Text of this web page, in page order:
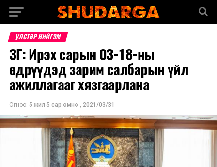
УЛСТӨР НИЙГЭМ
ЗГ: Ирэх сарын 03-18-ны
өдрүүдэд зарим салбарын үйл
ажиллагааг хязгаарлана
Огноо: 5 жил 5 сар.өмнө , 2021/03/31